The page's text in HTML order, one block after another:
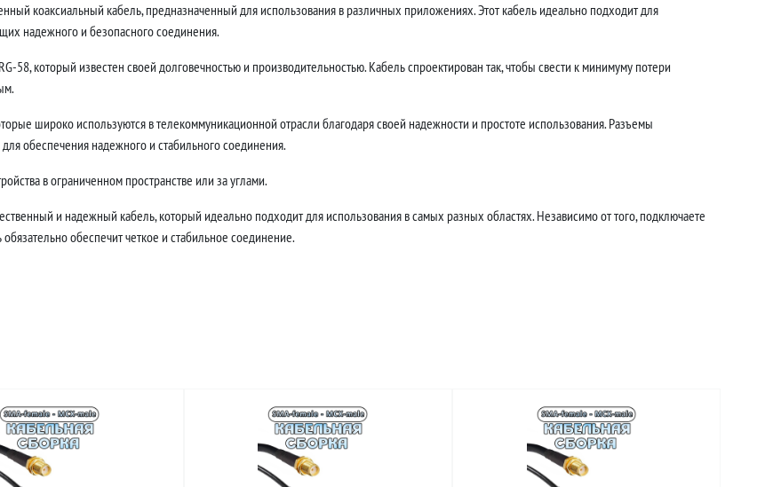
коаксиальный кабель, предназначенный для использования в различных приложениях. Этот кабель идеально подходит для
надежного и безопасного соединения.
58, который известен своей долговечностью и производительностью. Кабель спроектирован так, чтобы свести к минимуму потери
широко используются в телекоммуникационной отрасли благодаря своей надежности и простоте использования. Разъемы
обеспечения надежного и стабильного соединения.
в ограниченном пространстве или за углами.
и надежный кабель, который идеально подходит для использования в самых разных областях. Независимо от того, подключаете
обеспечит четкое и стабильное соединение.